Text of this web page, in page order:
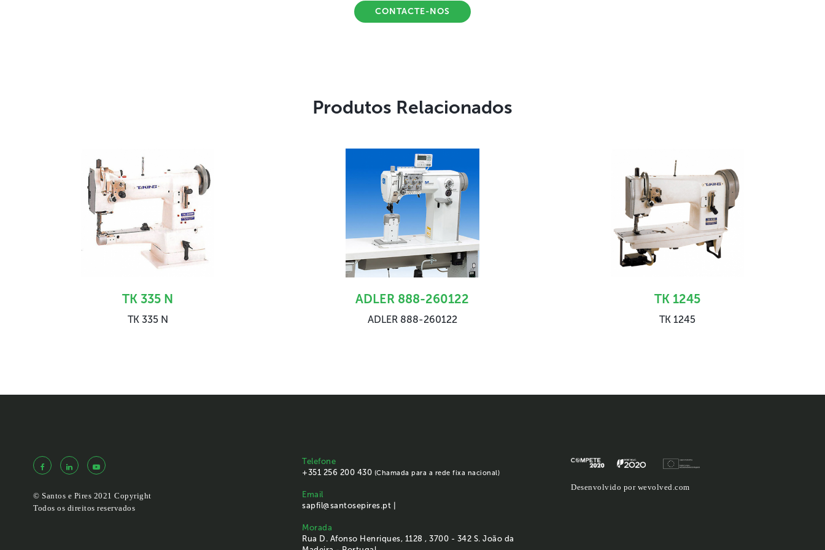
CONTACTE-NOS
Produtos Relacionados
TK 335 N
TK 335 N
ADLER 888-260122
ADLER 888-260122
TK 1245
TK 1245
© Santos e Pires 2021 Copyright
Todos os direitos reservados
Telefone
+351 256 200 430 (Chamada para a rede fixa nacional)
Email
sapfil@santosepires.pt |
Morada
Rua D. Afonso Henriques, 1128 , 3700 - 342 S. João da
Desenvolvido por wevolved.com